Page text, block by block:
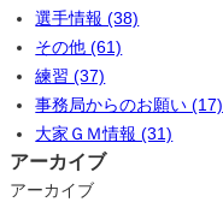
選手情報 (38)
その他 (61)
練習 (37)
事務局からのお願い (17)
大家ＧＭ情報 (31)
アーカイブ
アーカイブ